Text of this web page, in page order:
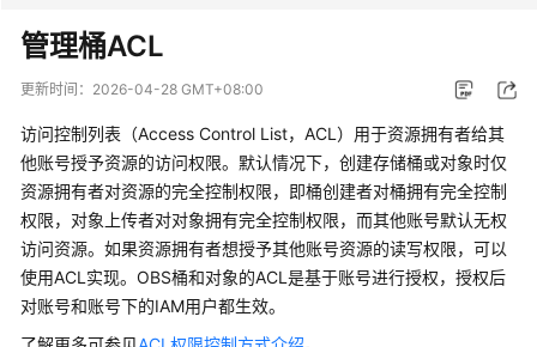
新
动
服
务
公
告
产
品
管理桶ACL
更新时间： 2026-04-28 GMT+08:00
访问控制列表（Access Control List，ACL）用于资源拥有者给其
他账号授予资源的访问权限。默认情况下，创建存储桶或对象时仅
资源拥有者对资源的完全控制权限，即桶创建者对桶拥有完全控制
权限，对象上传者对对象拥有完全控制权限，而其他账号默认无权
访问资源。如果资源拥有者想授予其他账号资源的读写权限，可以
使用ACL实现。OBS桶和对象的ACL是基于账号进行授权，授权后
对账号和账号下的IAM用户都生效。